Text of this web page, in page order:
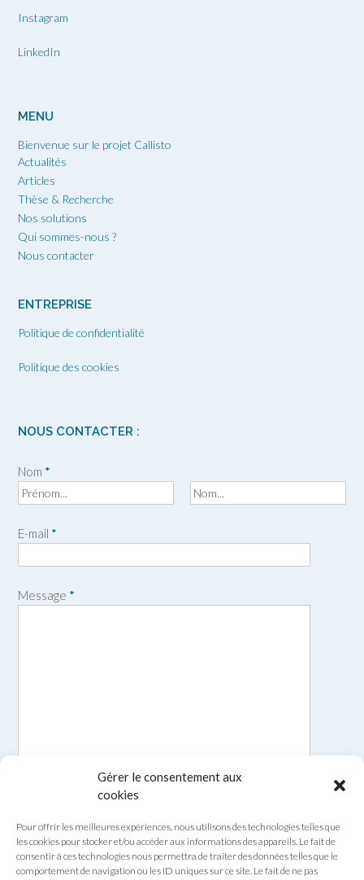
Gérer le consentement aux
cookies
Pour offrir les meilleures expériences, nous utilisons des technologies telles que
les cookies pour stocker et/ou accéder aux informations des appareils. Le fait de
consentir à ces technologies nous permettra de traiter des données telles que le
comportement de navigation ou les ID uniques sur ce site. Le fait de ne pas
Instagram
LinkedIn
MENU
Bienvenue sur le projet Callisto
Actualités
Articles
Thèse & Recherche
Nos solutions
Qui sommes-nous ?
Nous contacter
ENTREPRISE
Politique de confidentialité
Politique des cookies
NOUS CONTACTER :
Nom *
é
E-mail *
Message *